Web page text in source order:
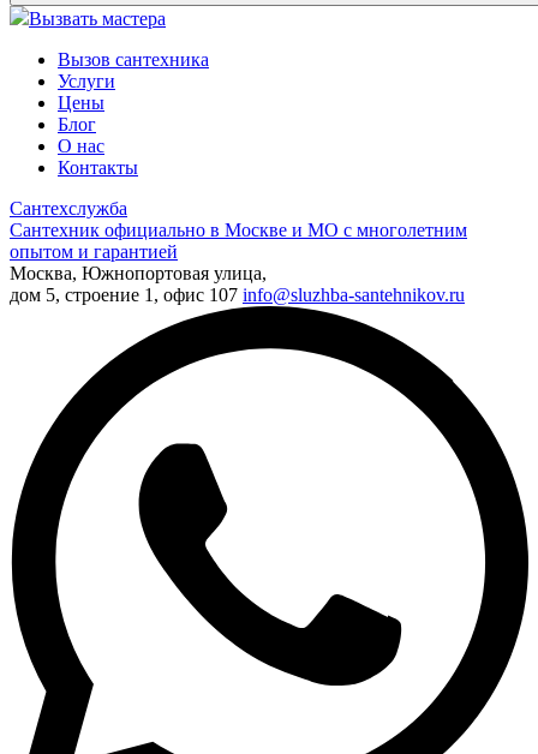
Вызвать мастера
Вызов сантехника
Услуги
Цены
Блог
О нас
Контакты
Сантехслужба
Сантехник официально в Москве и МО с многолетним
опытом и гарантией
Москва, Южнопортовая улица,
дом 5, строение 1, офис 107 info@sluzhba-santehnikov.ru